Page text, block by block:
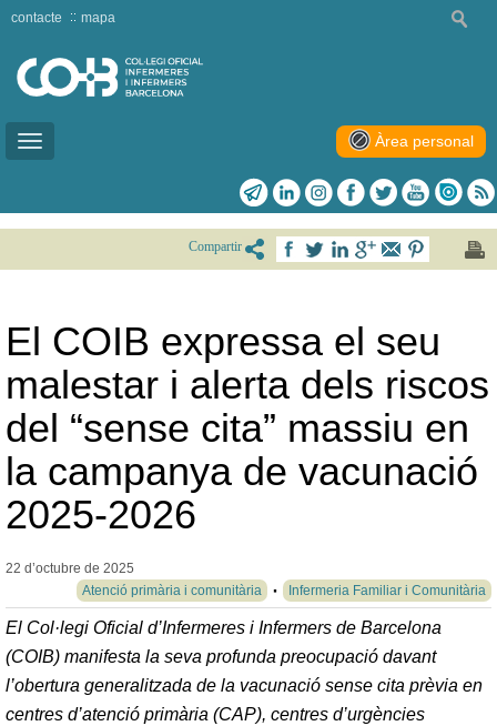
Toggle
contacte mapa
Àrea personal
Compartir
El COIB expressa el seu
malestar i alerta dels riscos
del “sense cita” massiu en
la campanya de vacunació
2025-2026
22 d’octubre de 2025
Atenció primària i comunitària
Infermeria Familiar i Comunitària
El Col·legi Oficial d’Infermeres i Infermers de Barcelona
(COIB) manifesta la seva profunda preocupació davant
l’obertura generalitzada de la vacunació sense cita prèvia en
centres d’atenció primària (CAP), centres d’urgències